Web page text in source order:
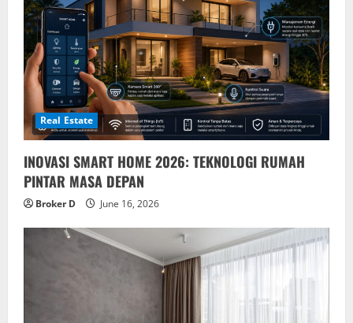
Real Estate
INOVASI SMART HOME 2026: TEKNOLOGI RUMAH
PINTAR MASA DEPAN
Broker D June 16, 2026